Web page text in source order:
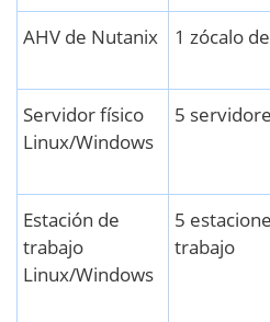
AHV de Nutanix
1 zócalo
Servidor físico
Linux/Windows
5
Estación de
trabajo
Linux/Windows
5
trabajo